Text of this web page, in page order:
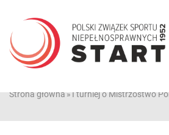
treści
Strona główna»I turniej o Mistrzostwo